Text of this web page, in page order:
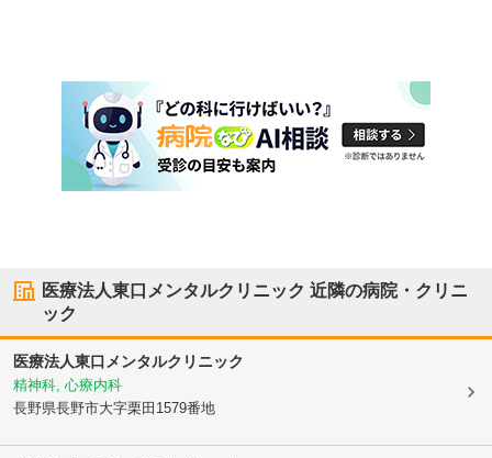
医療法人東口メンタルクリニック 近隣の病院・クリニ
ック
医療法人東口メンタルクリニック
精神科, 心療内科
長野県長野市大字栗田1579番地